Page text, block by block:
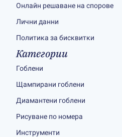
Онлайн решаване на спорове
Лични данни
Политика за бисквитки
Категории
Гоблени
Щампирани гоблени
Диамантени гоблени
Рисуване по номера
Инструменти